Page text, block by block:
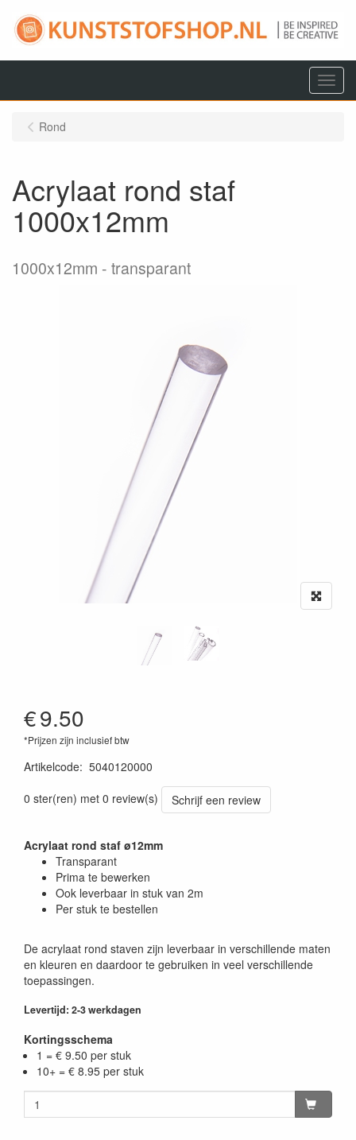
Menu
Rond
Acrylaat rond staf
1000x12mm
1000x12mm transparant
€9.50
*Prijzen zijn inclusief btw
Artikelcode: 5040120000
0 ster(ren) met 0 review(s)
Schrijf een review
Acrylaat rond staf ø12mm
Transparant
Prima te bewerken
Ook leverbaar in stuk van 2m
Per stuk te bestellen
De acrylaat rond staven zijn leverbaar in verschillende maten
en kleuren en daardoor te gebruiken in veel verschillende
toepassingen.
Levertijd: 2-3 werkdagen
Kortingsschema
1 = € 9.50 per stuk
10+ = € 8.95 per stuk